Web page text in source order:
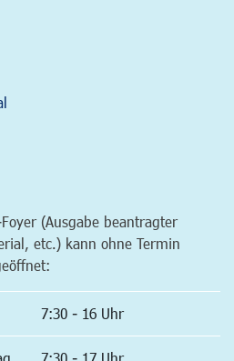
(Ausgabe beantragter
etc.) kann ohne Termin
7:30 - 16 Uhr
7:30 - 17 Uhr